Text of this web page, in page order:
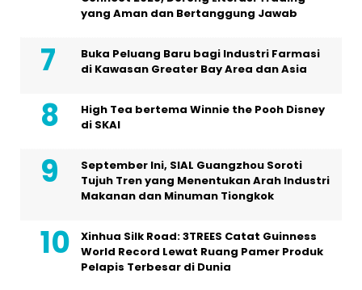
yang Aman dan Bertanggung Jawab
Buka Peluang Baru bagi Industri Farmasi
di Kawasan Greater Bay Area dan Asia
High Tea bertema Winnie the Pooh Disney
di SKAI
September Ini, SIAL Guangzhou Soroti
Tujuh Tren yang Menentukan Arah Industri
Makanan dan Minuman Tiongkok
Xinhua Silk Road: 3TREES Catat Guinness
World Record Lewat Ruang Pamer Produk
Pelapis Terbesar di Dunia